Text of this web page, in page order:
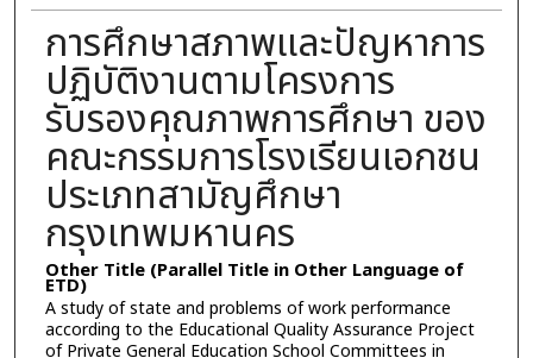
การศึกษาสภาพและปัญหาการ
ปฏิบัติงานตามโครงการ
รับรองคุณภาพการศึกษา ของ
คณะกรรมการโรงเรียนเอกชน
ประเภทสามัญศึกษา
กรุงเทพมหานคร
Other Title (Parallel Title in Other Language of
ETD)
A study of state and problems of work performance
according to the Educational Quality Assurance Project
of Private General Education School Committees in